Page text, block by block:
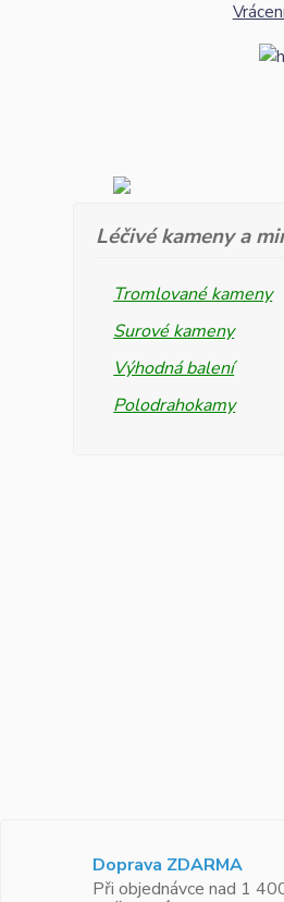
Léčivé kameny a
Tromlované kameny
Surové kameny
Výhodná balení
Polodrahokamy
Doprava ZDARMA
Při objednávce nad 1